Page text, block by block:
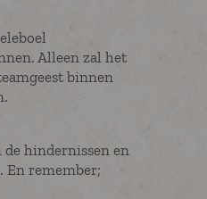
Alleen zal het
binnen
hindernissen en
En remember;